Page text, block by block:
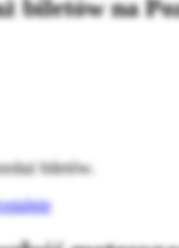
biletów na
biletów.